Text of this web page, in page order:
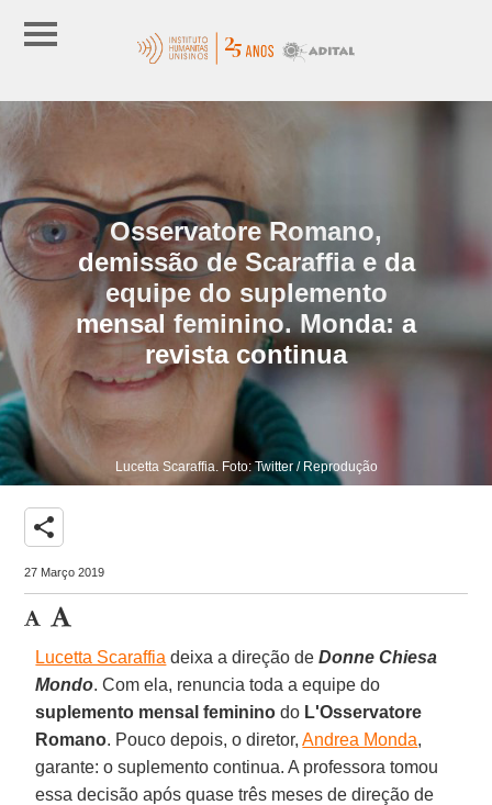
Osservatore Romano,
demissão de Scaraffia e da
equipe do suplemento
mensal feminino. Monda: a
revista continua
Lucetta Scaraffia. Foto: Twitter / Reprodução
share
27 Março 2019
Lucetta Scaraffia deixa a direção deDonne Chiesa
Mondo. Com ela, renuncia toda a equipe do
suplemento mensal feminino do L'Osservatore
Romano. Pouco depois, o diretor,Andrea Monda,
garante: o suplemento continua. A professora tomou
essa decisão após quase três meses de direção de